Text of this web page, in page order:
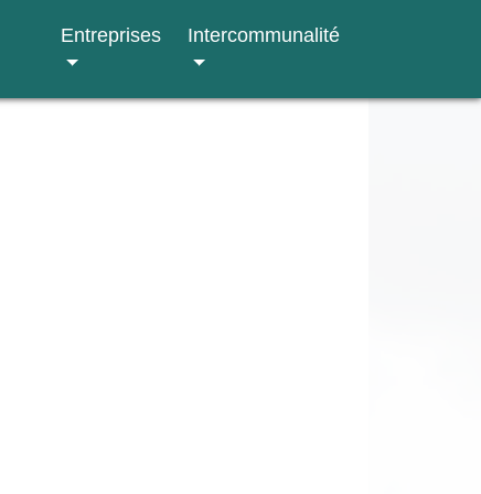
Entreprises Intercommunalité